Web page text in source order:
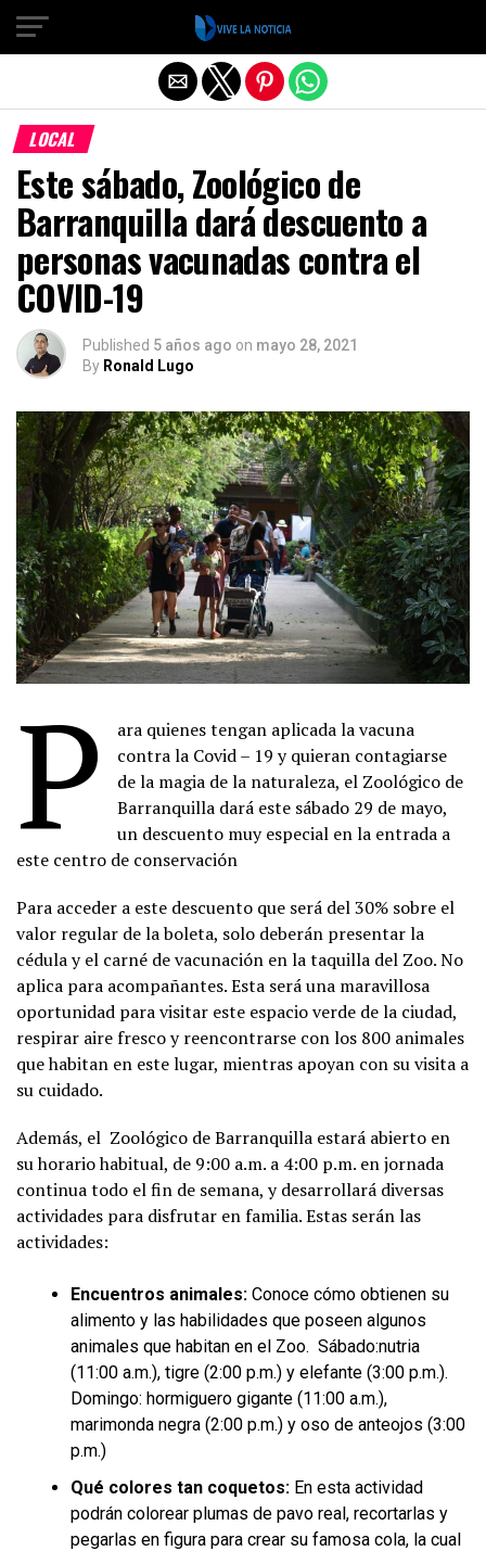
LOCAL
Este sábado, Zoológico de
Barranquilla dará descuento a
personas vacunadas contra el
COVID-19
Published 5 años ago on mayo 28, 2021
By Ronald Lugo
P
ara quienes tengan aplicada la vacuna
contra la Covid – 19 y quieran contagiarse
de la magia de la naturaleza, el Zoológico de
Barranquilla dará este sábado 29 de mayo,
un descuento muy especial en la entrada a
este centro de conservación
Para acceder a este descuento que será del 30% sobre el
valor regular de la boleta, solo deberán presentar la
cédula y el carné de vacunación en la taquilla del Zoo. No
aplica para acompañantes. Esta será una maravillosa
oportunidad para visitar este espacio verde de la ciudad,
respirar aire fresco y reencontrarse con los 800 animales
que habitan en este lugar, mientras apoyan con su visita a
su cuidado.
Además, el Zoológico de Barranquilla estará abierto en
su horario habitual, de 9:00 a.m. a 4:00 p.m. en jornada
continua todo el fin de semana, y desarrollará diversas
actividades para disfrutar en familia. Estas serán las
actividades:
Encuentros animales: Conoce cómo obtienen su
alimento y las habilidades que poseen algunos
animales que habitan en el Zoo. Sábado:nutria
(11:00 a.m.), tigre (2:00 p.m.) y elefante (3:00 p.m.).
Domingo: hormiguero gigante (11:00 a.m.),
marimonda negra (2:00 p.m.) y oso de anteojos (3:00
p.m.)
Qué colores tan coquetos: En esta actividad
podrán colorear plumas de pavo real, recortarlas y
pegarlas en figura para crear su famosa cola, la cual
Salir de la versión móvil